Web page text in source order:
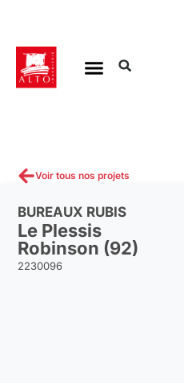
Voir tous nos projets
BUREAUX RUBIS
Le Plessis
Robinson (92)
2230096